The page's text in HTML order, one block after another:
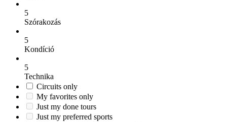
5
Szórakozás
5
Kondíció
5
Technika
Circuits only
My favorites only
Just my done tours
Just my preferred sports